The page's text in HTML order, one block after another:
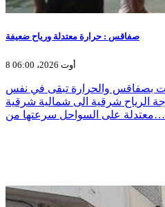
صفاقس : حرارة معتدلة ورياح ضعيفة
8 أوت 2026، 06:00
بصفاقس والحرارة تبقى في نفس
وتتراوح بين 31 و 40 درجة الرياح شرقية الى شمالية شرقية
معتدلة على السواحل سرعتها من…